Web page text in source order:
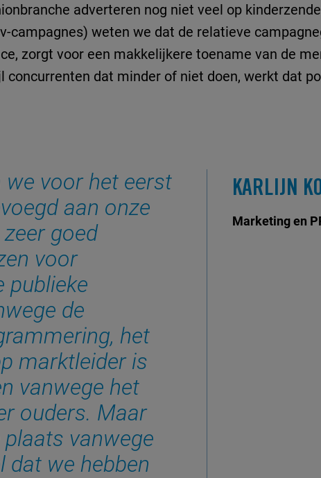
adverteren nog niet veel op
campagnes) weten we dat de relatieve
zorgt voor een makkelijkere toename van de
concurrenten dat minder of niet doen, werkt dat
voor het eerst
aan onze
goed
voor
publieke
de
het
marktleider is
vanwege het
ouders. Maar
vanwege
dat we hebben
KARLIJN
Marketing en